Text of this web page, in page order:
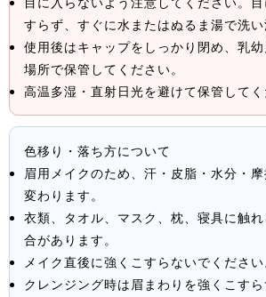
すらず、すぐに水またはぬるま湯で洗い
使用後はキャップをしっかり閉め、乳
場所で保管してください。
高温多湿・直射日光を避けて保管してく
色移り・落ち方について
眉用メイクのため、汗・皮脂・水分・
変わります。
衣類、タオル、マスク、枕、寝具に触
合があります。
メイク直後に強くこすらないでください
クレンジング時は眉まわりを強くこす